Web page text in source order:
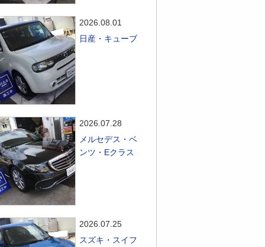
2026.08.01
日産・キューブ
2026.07.28
メルセデス・ベ
ンツ・Eクラス
2026.07.25
スズキ・スイフ